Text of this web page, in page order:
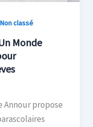
Non classé
Monde
Annour propose